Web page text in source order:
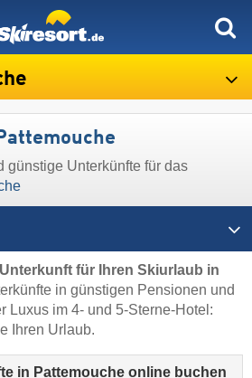
günstige Unterkünfte für das
für Ihren Skiurlaub in
in günstigen Pensionen und
Luxus im 4- und 5-Sterne-Hotel:
Ihren Urlaub.
in Pattemouche online buchen